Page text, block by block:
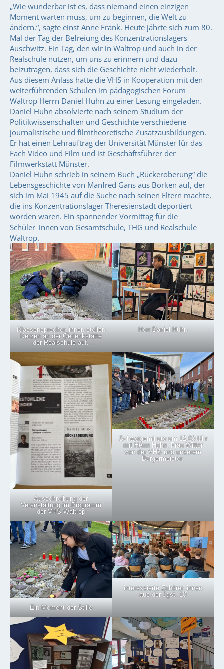
„Wie wunderbar ist es, dass niemand einen einzigen
Moment warten muss, um zu beginnen, die Welt zu
ändern.“, sagte einst Anne Frank. Heute jährte sich zum 80.
Mal der Tag der Befreiung des Konzentrationslagers
Auschwitz. Ein Tag, den wir in Waltrop und auch in der
Realschule nutzen, um uns zu erinnern und dazu
beizutragen, dass sich die Geschichte nicht wiederholt.
Aus diesem Anlass hatte die VHS in Kooperation mit den
weiterführenden Schulen im pädagogischen Forum
Waltrop Herrn Daniel Huhn zu einer Lesung eingeladen.
Daniel Huhn absolvierte nach seinem Studium der
Politikwissenschaften und Geschichte verschiedene
journalistische und filmtheoretische Zusatzausbildungen.
Er hat einen Lehrauftrag der Universität Münster für das
Fach Video und Film und ist Geschäftsführer der
Filmwerkstatt Münster.
Daniel Huhn schrieb in seinem Buch „Rückeroberung“ die
Lebensgeschichte von Manfred Gans aus Borken auf, der
sich im Mai 1945 auf die Suche nach seinen Eltern machte,
die ins Konzentrationslager Theresienstadt deportiert
worden waren. Ein spannender Vormittag für die
Schüler_innen von Gesamtschule, THG und Realschule
Waltrop.
Klassensprecher_innen stellen
Kerzen an der Gedenkstätte
der Realschule auf.
Herr Daniel Huhn
Ausschreibung der
Veranstaltung im Programm
der VHS Waltrop
Schweigeminute um 12.00 Uhr
mit Herrn Huhn, Frau Wittor
von der VHS und unserem
Bürgermeister.
Ein Moment der Stille
interessierte Zuhörer_innen
aus der Jgst. 10